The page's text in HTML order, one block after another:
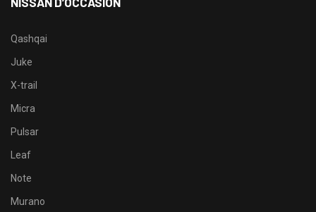
Qashqai
Juke
X-trail
Micra
Pulsar
Leaf
Note
Murano